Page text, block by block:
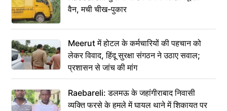
वैन, मची चीख-पुकार
Meerut में होटल के कर्मचारियों की पहचान को
लेकर विवाद, हिंदू सुरक्षा संगठन ने उठाए सवाल;
प्रशासन से जांच की मांग
Raebareli: डलमऊ के जहांगीराबाद निवासी
व्यक्ति फरसे के हमले में घायल थाने में शिकायत पर